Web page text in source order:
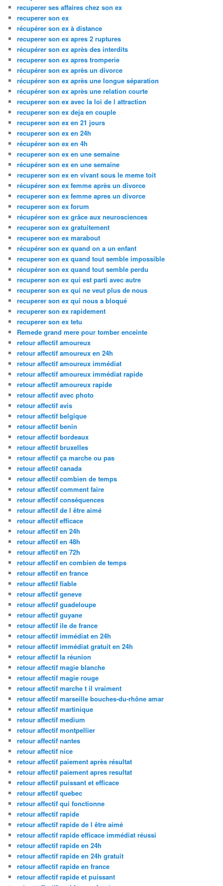
recuperer ses affaires chez son ex
recuperer son ex
récupérer son ex à distance
recuperer son ex apres 2 ruptures
récupérer son ex après des interdits
recuperer son ex apres tromperie
récupérer son ex après un divorce
récupérer son ex après une longue séparation
récupérer son ex après une relation courte
recuperer son ex avec la loi de l attraction
recuperer son ex deja en couple
recuperer son ex en 21 jours
recuperer son ex en 24h
récupérer son ex en 4h
recuperer son ex en une semaine
récupérer son ex en une semaine
recuperer son ex en vivant sous le meme toit
récupérer son ex femme après un divorce
recuperer son ex femme apres un divorce
recuperer son ex forum
récupérer son ex grâce aux neurosciences
recuperer son ex gratuitement
recuperer son ex marabout
récupérer son ex quand on a un enfant
recuperer son ex quand tout semble impossible
récupérer son ex quand tout semble perdu
recuperer son ex qui est parti avec autre
recuperer son ex qui ne veut plus de nous
recuperer son ex qui nous a bloqué
recuperer son ex rapidement
recuperer son ex tetu
Remede grand mere pour tomber enceinte
retour affectif amoureux
retour affectif amoureux en 24h
retour affectif amoureux immédiat
retour affectif amoureux immédiat rapide
retour affectif amoureux rapide
retour affectif avec photo
retour affectif avis
retour affectif belgique
retour affectif benin
retour affectif bordeaux
retour affectif bruxelles
retour affectif ça marche ou pas
retour affectif canada
retour affectif combien de temps
retour affectif comment faire
retour affectif conséquences
retour affectif de l être aimé
retour affectif efficace
retour affectif en 24h
retour affectif en 48h
retour affectif en 72h
retour affectif en combien de temps
retour affectif en france
retour affectif fiable
retour affectif geneve
retour affectif guadeloupe
retour affectif guyane
retour affectif ile de france
retour affectif immédiat en 24h
retour affectif immédiat gratuit en 24h
retour affectif la réunion
retour affectif magie blanche
retour affectif magie rouge
retour affectif marche t il vraiment
retour affectif marseille bouches-du-rhône amar
retour affectif martinique
retour affectif medium
retour affectif montpellier
retour affectif nantes
retour affectif nice
retour affectif paiement après résultat
retour affectif paiement apres resultat
retour affectif puissant et efficace
retour affectif quebec
retour affectif qui fonctionne
retour affectif rapide
retour affectif rapide de l être aimé
retour affectif rapide efficace immédiat réussi
retour affectif rapide en 24h
retour affectif rapide en 24h gratuit
retour affectif rapide en france
retour affectif rapide et puissant